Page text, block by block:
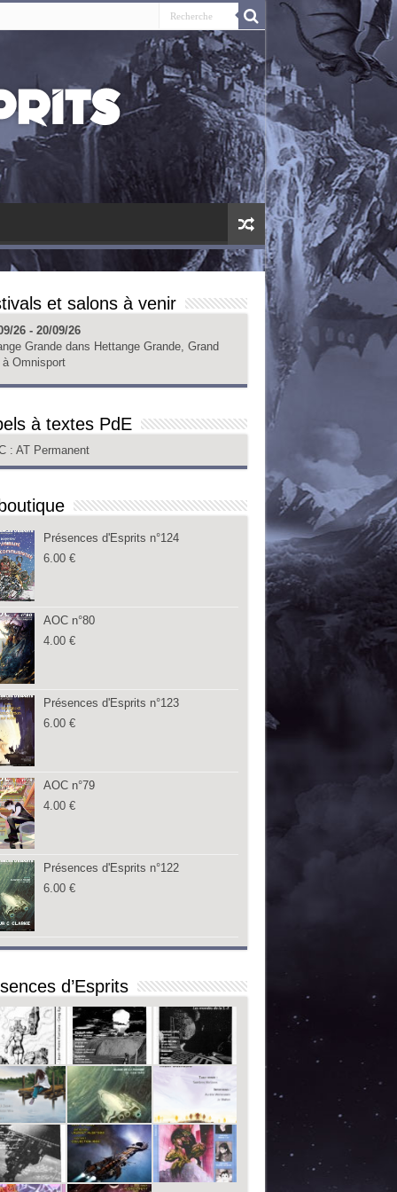
et salons à venir
26 - 20/09/26
Grande dans Hettange Grande, Grand
à Omnisport
à textes PdE
: AT Permanent
Présences d'Esprits n°124
6.00 €
AOC n°80
4.00 €
Présences d'Esprits n°123
6.00 €
AOC n°79
4.00 €
Présences d'Esprits n°122
6.00 €
d’Esprits